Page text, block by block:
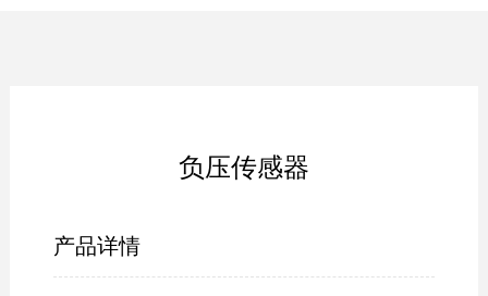
负压传感器
产品详情